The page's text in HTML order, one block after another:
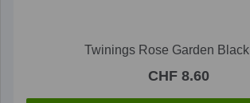
Twinings Rose Garden Black
CHF 8.60